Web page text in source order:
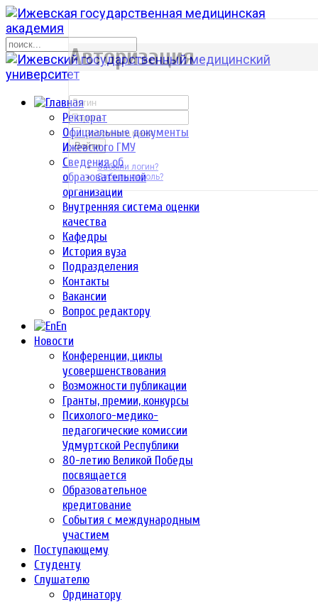
Ректорат
Официальные документы
Ижевского ГМУ
Сведения об
образовательной
организации
Внутренняя система оценки
качества
Кафедры
История вуза
Подразделения
Контакты
Вакансии
Вопрос редактору
En
Новости
Конференции, циклы
усовершенствования
Возможности публикации
Гранты, премии, конкурсы
Психолого-медико-
педагогические комиссии
Удмуртской Республики
80-летию Великой Победы
посвящается
Образовательное
кредитование
События с международным
участием
Поступающему
Студенту
Слушателю
Ординатору
р
Авторизация
Запомнить меня
Войти
Забыли логин?
Забыли пароль?